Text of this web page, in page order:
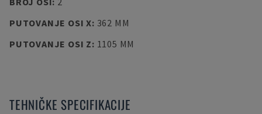
PUTOVANJE OSI X: 362 MM
PUTOVANJE OSI Z: 1105 MM
TEHNIČKE SPECIFIKACIJE